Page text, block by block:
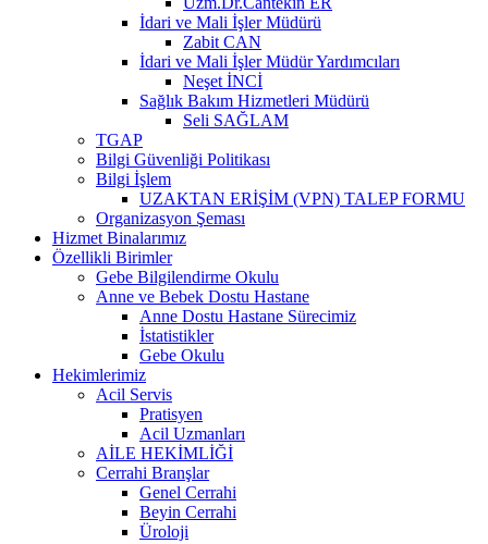
İdari ve Mali İşler Müdürü
Zabit CAN
İdari ve Mali İşler Müdür Yardımcıları
Neşet İNCİ
Sağlık Bakım Hizmetleri Müdürü
Seli SAĞLAM
TGAP
Bilgi Güvenliği Politikası
Bilgi İşlem
UZAKTAN ERİŞİM (VPN) TALEP FORMU
Organizasyon Şeması
Hizmet Binalarımız
Özellikli Birimler
Gebe Bilgilendirme Okulu
Anne ve Bebek Dostu Hastane
Anne Dostu Hastane Sürecimiz
İstatistikler
Gebe Okulu
Hekimlerimiz
Acil Servis
Pratisyen
Acil Uzmanları
AİLE HEKİMLİĞİ
Cerrahi Branşlar
Genel Cerrahi
Beyin Cerrahi
Üroloji